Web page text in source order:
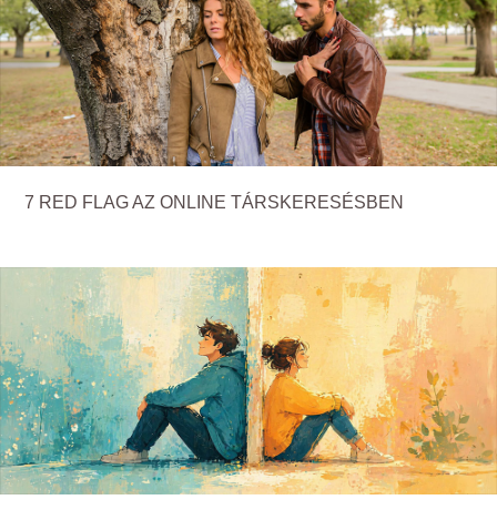
7 RED FLAG AZ ONLINE TÁRSKERESÉSBEN